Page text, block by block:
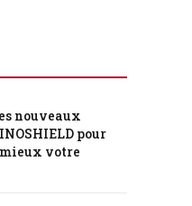
nouveaux
pour
votre